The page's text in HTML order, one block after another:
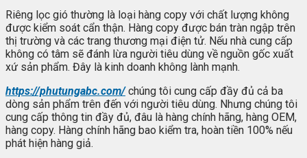
Riêng lọc gió thường là loại hàng copy với chất lượng không
được kiểm soát cẩn thận. Hàng copy được bán tràn ngập trên
thị trường và các trang thương mại điện tử. Nếu nhà cung cấp
không có tâm sẽ đánh lừa người tiêu dùng về nguồn gốc xuất
xứ sản phẩm. Đây là kinh doanh không lành mạnh.
https://phutungabc.com/chúng tôi cung cấp đầy đủ cả ba
dòng sản phẩm trên đến với người tiêu dùng. Nhưng chúng tôi
cung cấp thông tin đầy đủ, đâu là hàng chính hãng, hàng OEM,
hàng copy. Hàng chính hãng bao kiểm tra, hoàn tiền 100% nếu
phát hiện hàng giả.